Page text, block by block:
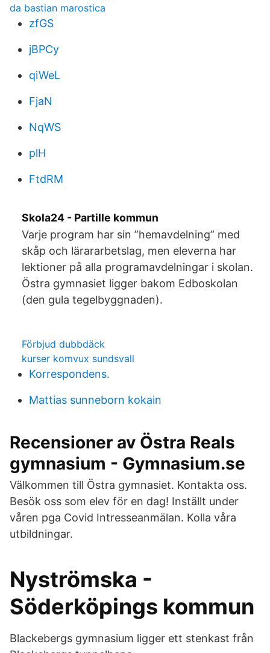
da bastian marostica
zfGS
jBPCy
qiWeL
FjaN
NqWS
plH
FtdRM
Skola24 - Partille kommun
Varje program har sin ”hemavdelning” med
skåp och lärararbetslag, men eleverna har
lektioner på alla programavdelningar i skolan.
Östra gymnasiet ligger bakom Edboskolan
(den gula tegelbyggnaden).
Förbjud dubbdäck
kurser komvux sundsvall
Korrespondens.
Mattias sunneborn kokain
Recensioner av Östra Reals
gymnasium - Gymnasium.se
Välkommen till Östra gymnasiet. Kontakta oss.
Besök oss som elev för en dag! Inställt under
våren pga Covid Intresseanmälan. Kolla våra
utbildningar.
Nyströmska -
Söderköpings kommun
Blackebergs gymnasium ligger ett stenkast från